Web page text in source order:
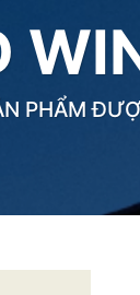
PHẨM